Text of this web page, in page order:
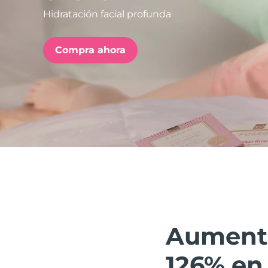
Hidratación facial profunda
Compra ahora
issa™ Teeth Whitening Set
FAQ™ Dual LED Panel
POPULAR